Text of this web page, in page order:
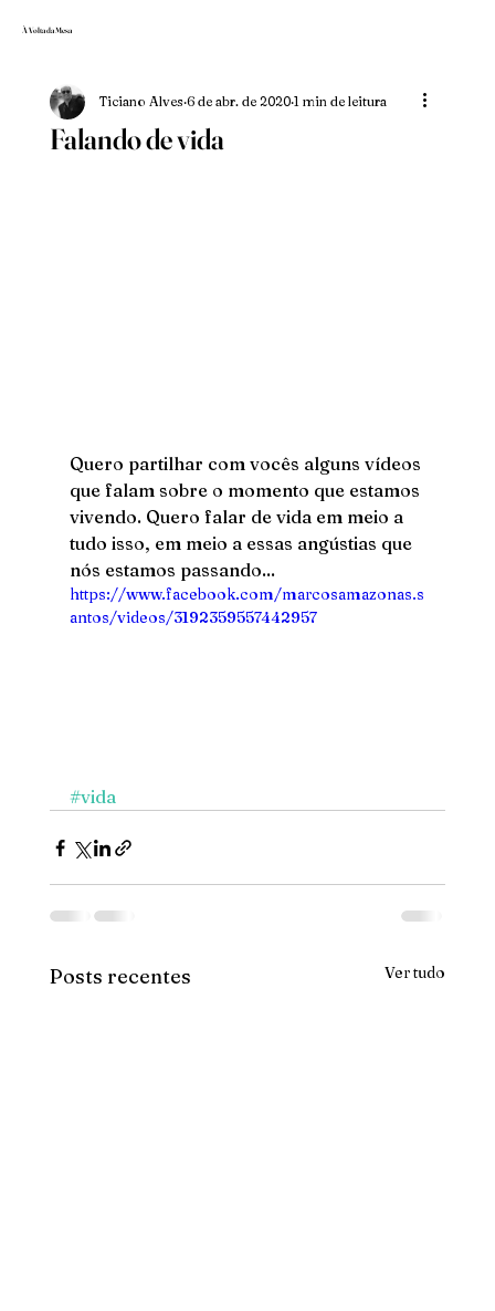
À Volta da Mesa
Falando de vida
Ticiano Alves 6 de abr. de 2020 1 min de leitura
Quero partilhar com vocês alguns vídeos
que falam sobre o momento que estamos
vivendo. Quero falar de vida em meio a
tudo isso, em meio a essas angústias que
nós estamos passando...
https://www.facebook.com/marcosamazonas.s
antos/videos/3192359557442957
#vida
Posts recentes Ver tudo